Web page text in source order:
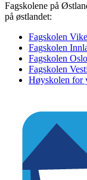
Fagskolene på
på østlandet:
Fagskolen
Fagskolen
Fagskolen Oslo
Fagskolen
Høyskolen for